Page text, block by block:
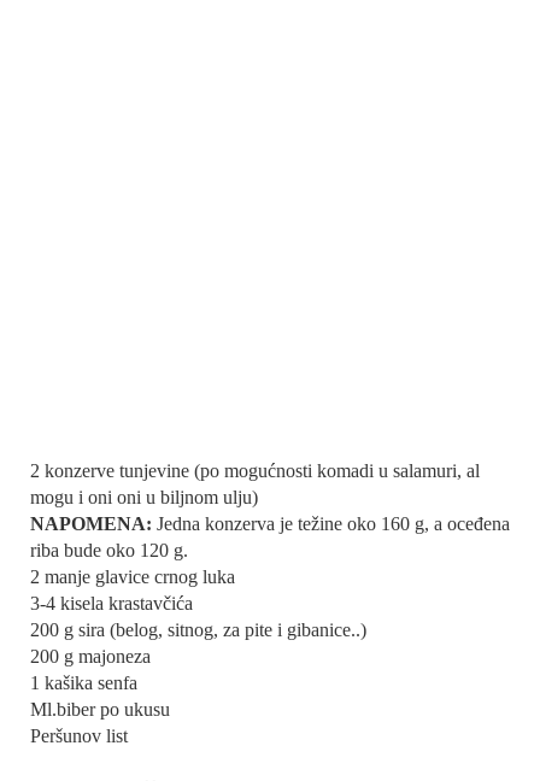
2 konzerve tunjevine (po mogućnosti komadi u salamuri, al
mogu i oni oni u biljnom ulju)
NAPOMENA: Jedna konzerva je težine oko 160 g, a oceđena
riba bude oko 120 g.
2 manje glavice crnog luka
3-4 kisela krastavčića
200 g sira (belog, sitnog, za pite i gibanice..)
200 g majoneza
1 kašika senfa
Ml.biber po ukusu
Peršunov list